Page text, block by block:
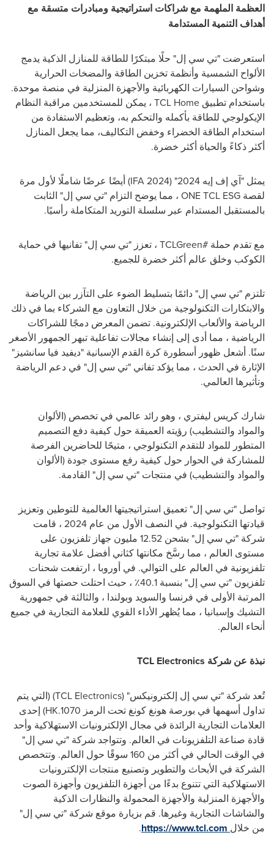
العظمة الملهمة مع شراكات استراتيجية ومبادرات متسقة مع
أهداف التنمية المستدامة
استعرضت "تي سي إل" حلًا مبتكرًا للطاقة للمنازل الذكية يدمج
الألواح الشمسية وأنظمة تخزين الطاقة والمضخات الحرارية
وشواحن السيارات الكهربائية والأجهزة المنزلية في منصة موحدة.
باستخدام تطبيق TCL Home ، يمكن للمستخدمين مراقبة النظام
الإيكولوجي للطاقة بأكمله والتحكم به، وتعظيم الاستفادة من
استخدام الطاقة الخضراء وخفض التكاليف، مما يجعل المنازل
أكثر ذكاءً والحياة أكثر خضرة.
يمثل "آي إف إيه 2024" ( IFA 2024) أيضًا عرضًا شاملًا لأول مرة
لقصة ONE TCL ESG ، مما يوضح التزام "تي سي إل" الثابت
بالمستقبل المستدام عبر سلسلة التوريد المتكاملة رأسيًا.
مع تقدم حملة #TCLGreen ، تعزز "تي سي إل" تفانيها في حماية
الكوكب وخلق عالم أكثر خضرة للجميع.
تلتزم "تي سي إل" دائمًا بتسليط الضوء على التآزر بين الرياضة
والابتكارات التكنولوجية من خلال التعاون مع الشركاء بما في ذلك
الرياضة والألعاب الإلكترونية. تضمن المعرض دمجًا للشراكات
الرياضية ، مما أدى إلى إنشاء مجالات تفاعلية تبهر الجمهور الأصغر
سنًا. أشعل ظهور أسطورة كرة القدم الإسبانية "ديفيد فيا سانشيز"
الإثارة في الحدث ، مما يؤكد تفاني "تي سي إل" في دعم الرياضة
وتأثيرها العالمي.
شارك كريس ليفتري ، وهو رائد عالمي في تخصص (الألوان
والمواد والتشطيب) رؤيته العميقة حول كيفية دفع التصميم
المتطور للمواد للتقدم التكنولوجي ، متيحًا للحاضرين الفرصة
للمشاركة في الحوار حول كيفية رفع مستوى جودة (الألوان
والمواد والتشطيب) في منتجات "تي سي إل" القادمة.
تواصل "تي سي إل" تعميق استراتيجيتها العالمية للتوطين وتعزيز
قيادتها التكنولوجية. في النصف الأول من عام 2024 ، قامت
شركة "تي سي إل" بشحن 12.52 مليون جهاز تلفزيون على
مستوى العالم ، مما رسَّخ مكانتها كثاني أفضل علامة تجارية
تلفزيونية في العالم على التوالي. في أوروبا ، ارتفعت شحنات
تلفزيون "تي سي إل" بنسبة 40.1٪ ، حيث احتلت حصتها في السوق
المرتبة الأولى في فرنسا والسويد وبولندا ، والثالثة في جمهورية
التشيك وإسبانيا ، مما يُظهر الأداء القوي للعلامة التجارية في جميع
أنحاء العالم.
نبذة عن شركة TCL Electronics
تُعد شركة "تي سي إل إلكترونيكس" (TCL Electronics) (التي يتم
تداول أسهمها في بورصة هونغ كونغ تحت الرمز 1070.
HK) إحدى
العلامات التجارية الرائدة في مجال الإلكترونيات الاستهلاكية وأحد
قادة صناعة التلفزيونات في العالم. وتتواجد شركة "تي سي إل"
في الوقت الحالي في أكثر من 160 سوقًا حول العالم. وتتخصص
الشركة في الأبحاث والتطوير وتصنيع منتجات الإلكترونيات
الاستهلاكية التي تتنوع بدءًا من أجهزة التلفزيون وأجهزة الصوت
والأجهزة المنزلية والأجهزة المحمولة والنظارات الذكية
والشاشات التجارية وغيرها. قم بزيارة موقع شركة "تي سي إل"
من خلال https://www.tcl.com
.